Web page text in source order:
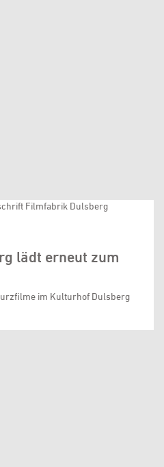
lädt erneut zum
im Kulturhof Dulsberg